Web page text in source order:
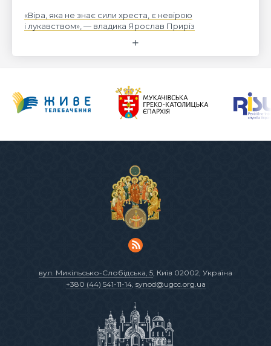
«Віра, яка не знає сили хреста, є невірою
і лукавством», — владика Ярослав Приріз
вул. Микільсько-Слобідська, 5 , Київ 02002, Україна
+380 (44) 541-11-14, synod@ugcc.org.ua